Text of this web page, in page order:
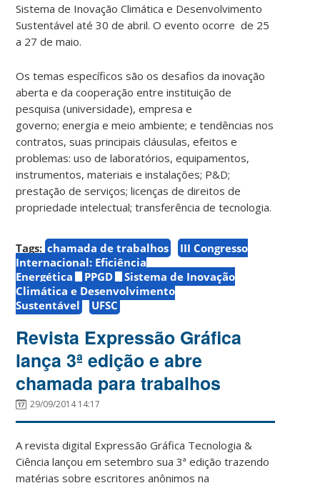
Sistema de Inovação Climática e Desenvolvimento
Sustentável até 30 de abril. O evento ocorre de 25
a 27 de maio.
Os temas específicos são os desafios da inovação
aberta e da cooperação entre instituição de
pesquisa (universidade), empresa e
governo; energia e meio ambiente; e tendências nos
contratos, suas principais cláusulas, efeitos e
problemas: uso de laboratórios, equipamentos,
instrumentos, materiais e instalações; P&D;
prestação de serviços; licenças de direitos de
propriedade intelectual; transferência de tecnologia.
Tags: chamada de trabalhos
III Congresso
Internacional: Eficiência
Energética
PPGD
Sistema de Inovação
Climática e Desenvolvimento
Sustentável
UFSC
Revista Expressão Gráfica
lança 3ª edição e abre
chamada para trabalhos
29/09/2014 14:17
A revista digital Expressão Gráfica Tecnologia &
Ciência lançou em setembro sua 3ª edição trazendo
matérias sobre escritores anônimos na